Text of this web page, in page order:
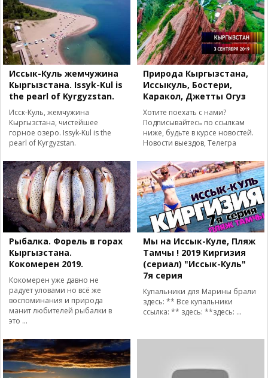
Иссык-Куль жемчужина
Кыргызстана. Issyk-Kul is
the pearl of Kyrgyzstan.
Исск-Куль, жемчужина
Кыргызстана, чистейшее
горное озеро. Issyk-Kul is the
pearl of Kyrgyzstan.
Природа Кыргызстана,
Иссыкуль, Бостери,
Каракол, Джетты Огуз
Хотите поехать с нами?
Подписывайтесь по ссылкам
ниже, будьте в курсе новостей.
Новости выездов, Телегра
Рыбалка. Форель в горах
Кыргызстана.
Кокомерен 2019.
Кокомерен уже давно не
радует уловами но всё же
воспоминания и природа
манит любителей рыбалки в
это ...
Мы на Иссык-Куле, Пляж
Тамчы ! 2019 Киргизия
(сериал) "Иссык-Куль"
7я серия
Купальники для Марины брали
здесь: ** Все купальники
ссылка: ** здесь: **здесь: ...